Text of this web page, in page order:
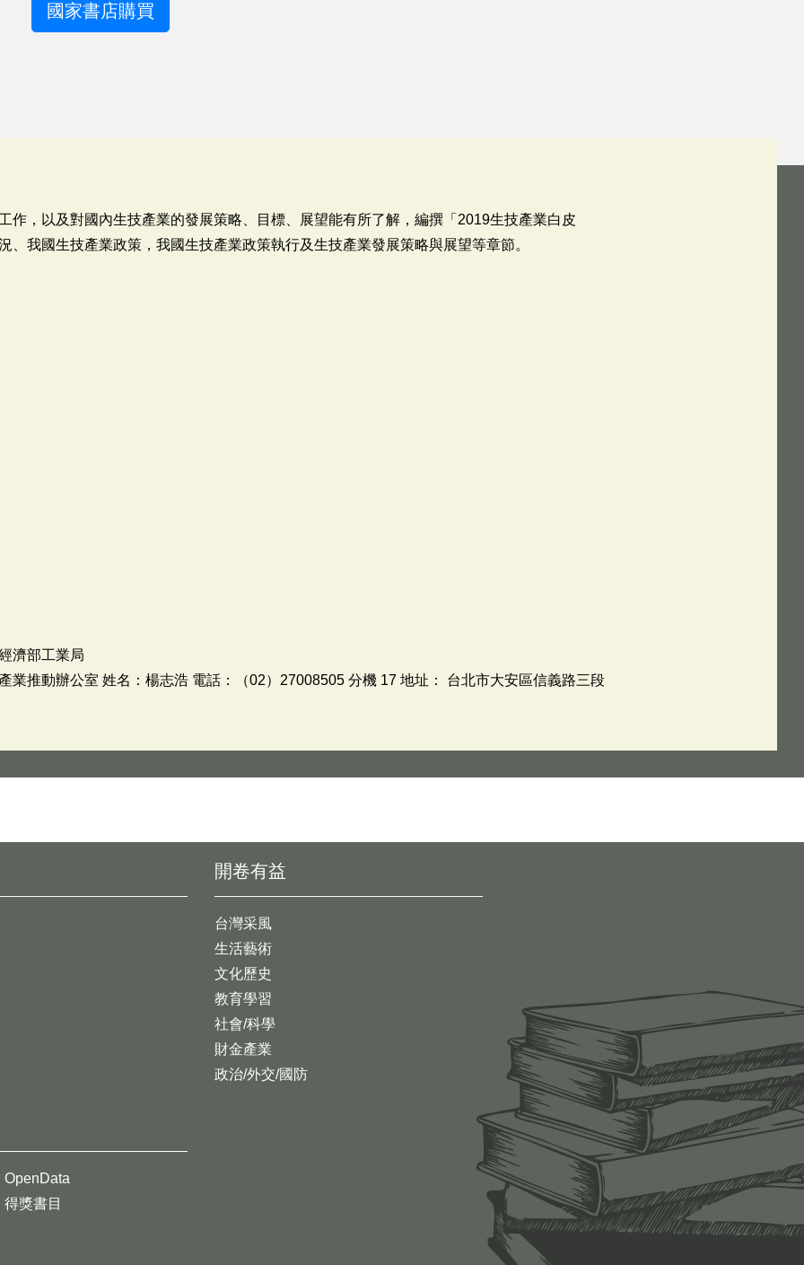
國家書店購買
作，以及對國內生技產業的發展策略、目標、展望能有所了解，編撰「2019生技產業白皮
、我國生技產業政策，我國生技產業政策執行及生技產業發展策略與展望等章節。
濟部工業局
業推動辦公室 姓名：楊志浩 電話：（02）27008505 分機 17 地址： 台北市大安區信義路三段
開卷有益
台灣采風
生活藝術
文化歷史
教育學習
社會/科學
財金產業
政治/外交/國防
OpenData
得獎書目